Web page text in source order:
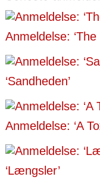
Anmeldelse:
‘Sandheden’
Anmeldelse: ‘A
‘Længsler’